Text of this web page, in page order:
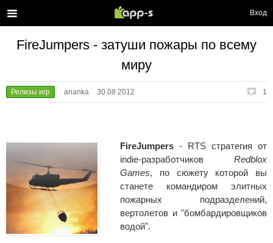
Вход
FireJumpers - затуши пожары по всему
миру
Релизы игр ananka 30.08.2012 1
FireJumpers - RTS стратегия от
indie-разработчиков Redblox
Games, по сюжету которой вы
станете командиром элитных
пожарных подразделений,
вертолетов и "бомбардировщиков
водой".